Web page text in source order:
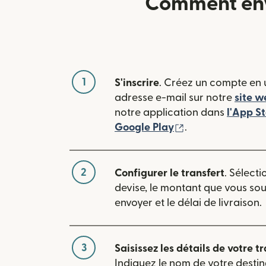
1 S'inscrire. Créez un compte en
adresse e-mail sur notre site
notre application dans l'App
Google Play
.
2 Configurer le transfert.
devise, le montant que vous
envoyer et le délai de livraison.
3
Saisissez les détails de votre
Indiquez le nom de votre